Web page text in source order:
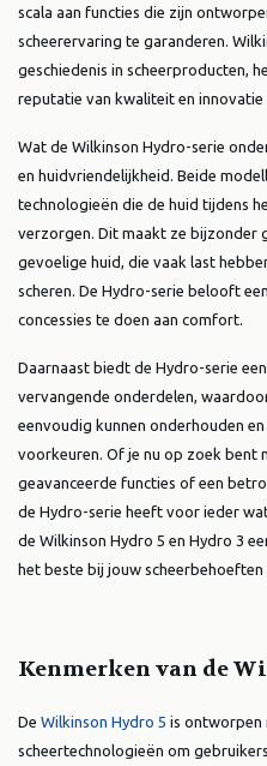
scala aan functies die zijn
scheerervaring te garanderen.
geschiedenis in scheerproducten,
reputatie van kwaliteit en
Wat de Wilkinson Hydro-serie
en huidvriendelijkheid. Beide
technologieën die de huid tijdens
verzorgen. Dit maakt ze bijzonder
gevoelige huid, die vaak last
scheren. De Hydro-serie belooft
concessies te doen aan comfort.
Daarnaast biedt de Hydro-serie
vervangende onderdelen,
eenvoudig kunnen onderhouden
voorkeuren. Of je nu op zoek bent
geavanceerde functies of een
de Hydro-serie heeft voor ieder
de Wilkinson Hydro 5 en Hydro 3
het beste bij jouw scheerbehoeften
Kenmerken van de
De Wilkinson Hydro 5 is ontworpen
scheertechnologieën om